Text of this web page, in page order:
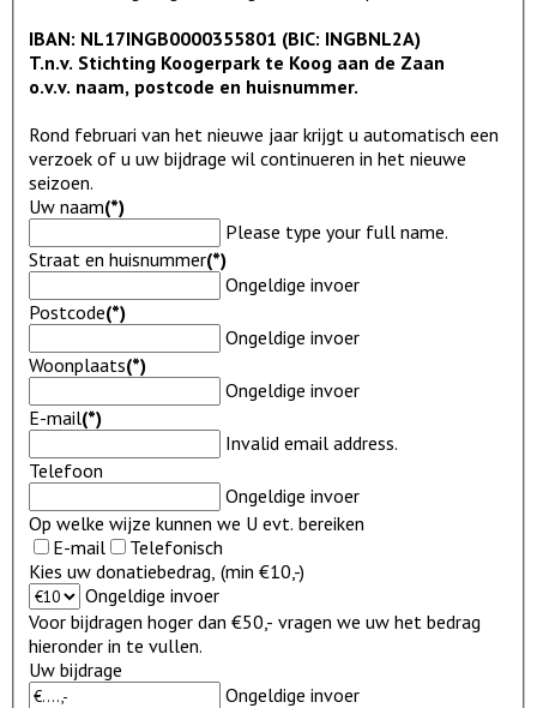
IBAN: NL17INGB0000355801 (BIC: INGBNL2A)
T.n.v. Stichting Koogerpark te Koog aan de Zaan
o.v.v. naam, postcode en huisnummer.
Rond februari van het nieuwe jaar krijgt u automatisch een
verzoek of u uw bijdrage wil continueren in het nieuwe
seizoen.
Uw naam(*)
Please type your full name.
Straat en huisnummer(*)
Ongeldige invoer
Postcode(*)
Ongeldige invoer
Woonplaats(*)
Ongeldige invoer
E-mail(*)
Invalid email address.
Telefoon
Ongeldige invoer
Op welke wijze kunnen we U evt. bereiken
E-mail
Telefonisch
Kies uw donatiebedrag, (min €10,-)
Ongeldige invoer
Voor bijdragen hoger dan €50,- vragen we uw het bedrag
hieronder in te vullen.
Uw bijdrage
Ongeldige invoer